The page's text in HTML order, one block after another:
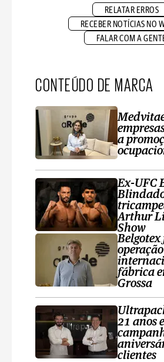
RELATAR ERROS
RECEBER NOTÍCIAS NO
FALAR COM A
CONTEÚDO DE MARCA
a
Ex-UFC
Arthur
Show
operação
fábrica
Grossa
21 anos
clientes